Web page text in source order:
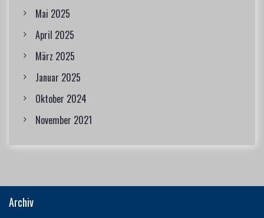
Mai 2025
April 2025
März 2025
Januar 2025
Oktober 2024
November 2021
Archiv